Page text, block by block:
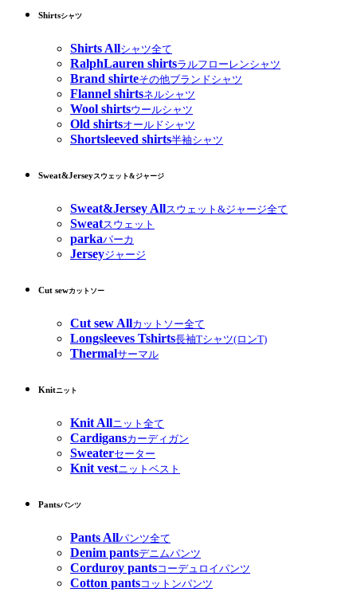
Shirtsシャツ
Shirts Allシャツ全て
RalphLauren shirtsラルフローレンシャツ
Brand shirteその他ブランドシャツ
Flannel shirtsネルシャツ
Wool shirtsウールシャツ
Old shirtsオールドシャツ
Shortsleeved shirts半袖シャツ
Sweat&Jerseyスウェット&ジャージ
Sweat&Jersey Allスウェット&ジャージ全て
Sweatスウェット
parkaパーカ
Jerseyジャージ
Cut sewカットソー
Cut sew Allカットソー全て
Longsleeves Tshirts長袖Tシャツ(ロンT)
Thermalサーマル
Knitニット
Knit Allニット全て
Cardigansカーディガン
Sweaterセーター
Knit vestニットベスト
Pantsパンツ
Pants Allパンツ全て
Denim pantsデニムパンツ
Corduroy pantsコーデュロイパンツ
Cotton pantsコットンパンツ